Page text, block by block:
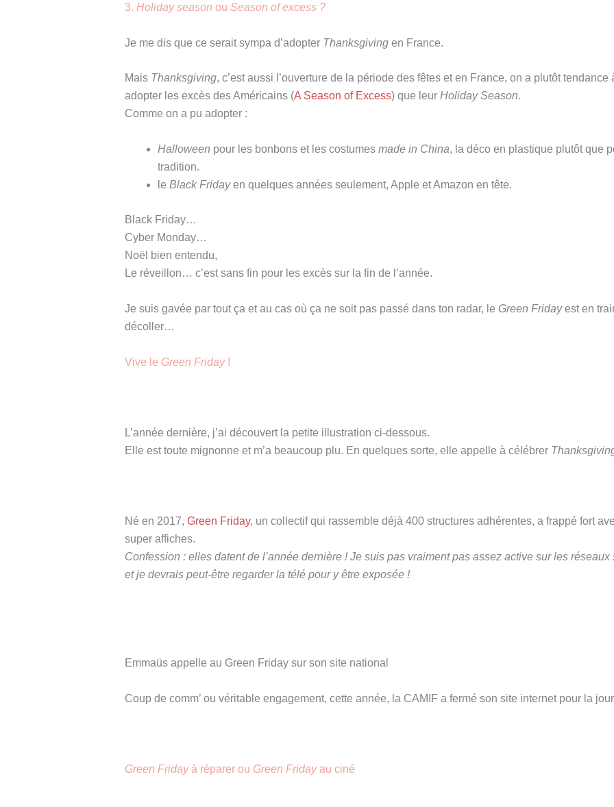
3. Holiday season ou Season of excess ?
Je me dis que ce serait sympa d’adopter Thanksgiving en France.
Mais Thanksgiving, c’est aussi l’ouverture de la période des fêtes et en France, on a plutôt tendance
adopter les excès des Américains (A Season of Excess) que leur Holiday Season.
Comme on a pu adopter :
Halloween pour les bonbons et les costumes made in China, la déco en plastique plutôt que
tradition.
le Black Fridayen quelques années seulement, Apple et Amazon en tête.
Black Friday…
Cyber Monday…
Noël bien entendu,
Le réveillon… c’est sans fin pour les excès sur la fin de l’année.
Je suis gavée par tout ça et au cas où ça ne soit pas passé dans ton radar, le Green Fridayest en
décoller…
Vive le Green Friday!
L’année dernière, j’ai découvert la petite illustration ci-dessous.
Elle est toute mignonne et m’a beaucoup plu. En quelques sorte, elle appelle à célébrer
Né en 2017, Green Friday, un collectif qui rassemble déjà 400 structures adhérentes, a frappé fort
super affiches.
Confession : elles datent de l’année dernière ! Je suis pas vraiment pas assez active sur les réseaux
et je devrais peut-être regarder la télé pour y être exposée !
Emmaüs appelle au Green Friday sur son site national
Coup de comm’ ou véritable engagement, cette année, la CAMIF a fermé son site internet pour la
Green Fridayà réparer ou Green Fridayau ciné